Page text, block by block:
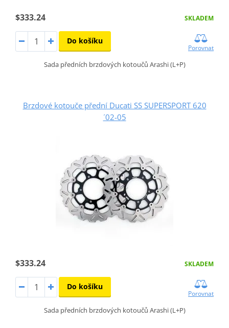
$333.24 SKLADEM
Do košíku
Porovnat
Sada předních brzdových kotoučů Arashi (L+P)
Brzdové kotouče přední Ducati SS SUPERSPORT 620
´02-05
$333.24 SKLADEM
Do košíku
Porovnat
Sada předních brzdových kotoučů Arashi (L+P)